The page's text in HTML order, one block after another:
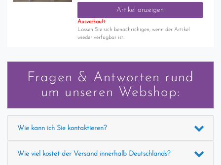
Artikel anzeigen
Ausverkauft
Lassen Sie sich benachrichigen, wenn der Artikel
wieder verfügbar ist.
Fragen & Antworten rund
um unseren Webshop:
Wie kann ich Sie kontaktieren?
Wie viel kostet der Versand innerhalb Deutschlands?